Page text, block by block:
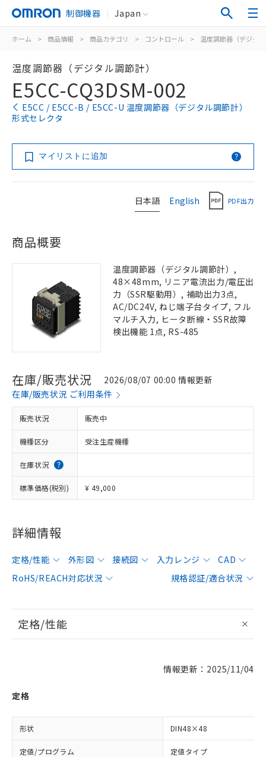
制御機器 Japan
ホーム > 商品情報 > 商品カテゴリ > コントロール > 温度調節器（デジタ
温度調節器（デジタル調節計）
E5CC-CQ3DSM-002
E5CC / E5CC-B / E5CC-U 温度調節器（デジタル調節計）
形式セレクタ
マイリストに追加
日本語 English PDF出力
商品概要
温度調節器（デジタル調節計）,
48×48mm, リニア電流出力/電圧出
力（SSR駆動用）, 補助出力3点,
AC/DC24V, ねじ端子台タイプ, フル
マルチ入力, ヒータ断線・SSR故障
検出機能 1点, RS-485
在庫/販売状況
2026/08/07 00:00 情報更新
在庫/販売状況 ご利用条件
販売状況 販売中
機種区分 受注生産機種
在庫状況
標準価格(税別) ¥ 49,000
詳細情報
定格/性能 外形図 接続図 入力レンジ
CAD
RoHS/REACH対応状況
規格認証/適合状況
定格/性能
情報更新：2025/11/04
定格
形状 DIN48×48
定値/プログラム 定値タイプ